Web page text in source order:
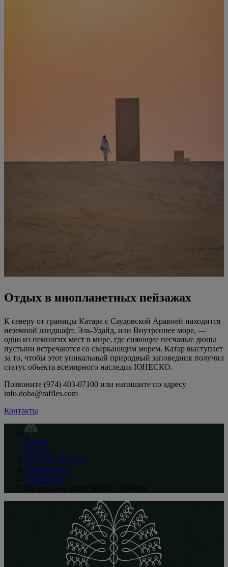
Отдых в инопланетных пейзажах
К северу от границы Катара с Саудовской Аравией находится
неземной ландшафт. Эль-Удайд, или Внутреннее море, —
одно из немногих мест в мире, где сияющие песчаные дюны
пустыни встречаются со сверкающим морем. Катар выступает
за то, чтобы этот уникальный природный заповедник получил
статус объекта всемирного наследия ЮНЕСКО.
Позвоните (974) 403-07100 или напишите по адресу
info.doha@raffles.com
Контакты
Raffles
Russian
Ближний Восток
Raffles Doha
Experiences